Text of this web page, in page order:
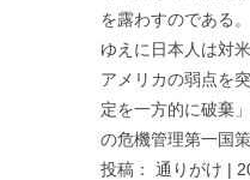
を露わすのである。
ゆえに日本人は対
アメリカの弱点を
定を一方的に破棄
の危機管理第一国
投稿： 通りがけ |